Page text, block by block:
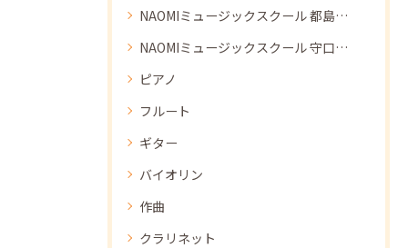
NAOMIミュージックスクール 都島教室
NAOMIミュージックスクール 守口教室
ピアノ
フルート
ギター
バイオリン
作曲
クラリネット